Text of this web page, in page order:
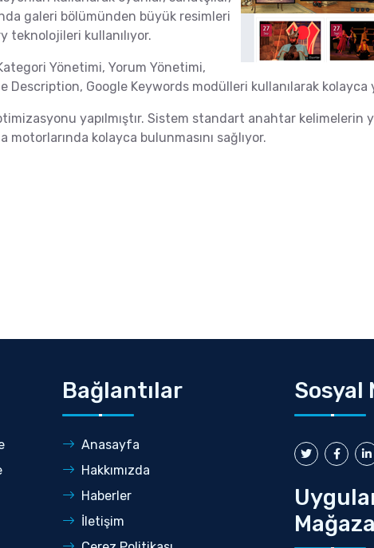
galeri bölümünden büyük resimleri
kullanılıyor.
Yönetimi, Yorum Yönetimi,
Google Keywords modülleri kullanılarak
yapılmıştır. Sistem standart anahtar kelimelerin
kolayca bulunmasını sağlıyor.
Bağlantılar
Anasayfa
Hakkımızda
Haberler
İletişim
Sosyal